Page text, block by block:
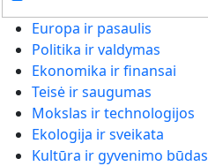
Europa ir pasaulis
Politika ir valdymas
Ekonomika ir finansai
Teisė ir saugumas
Mokslas ir technologijos
Ekologija ir sveikata
Kultūra ir gyvenimo būdas